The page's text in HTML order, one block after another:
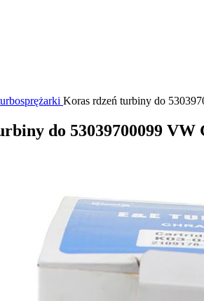
Koras rdzeń turbiny do
do 53039700099